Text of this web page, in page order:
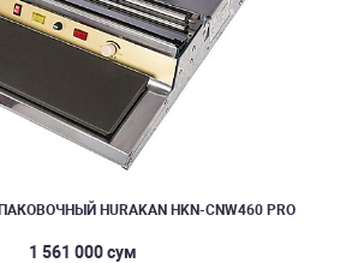
HURAKAN HKN-CNW460 PRO
1 561 000 сум